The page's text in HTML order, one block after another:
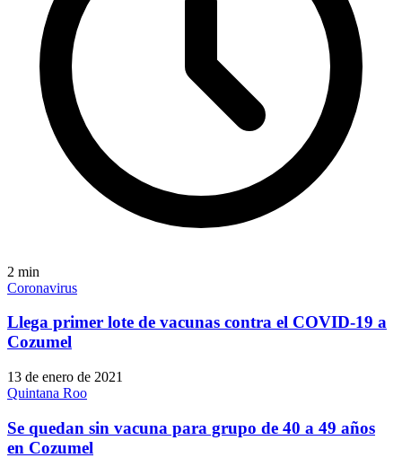
2 min
Coronavirus
Llega primer lote de vacunas contra el COVID-19 a
Cozumel
13 de enero de 2021
Quintana Roo
Se quedan sin vacuna para grupo de 40 a 49 años
en Cozumel